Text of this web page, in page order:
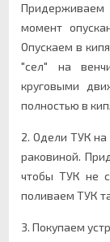
Придерживаем
момент
Опускаем в
"сел" на
круговыми
полностью в
2. Одели ТУК на
раковиной.
чтобы ТУК не
поливаем ТУК
3. Покупаем